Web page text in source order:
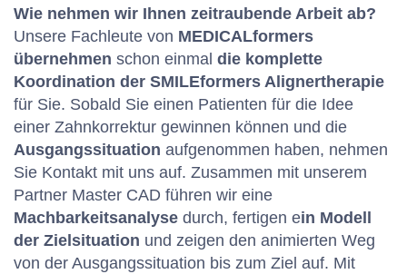
Wie nehmen wir Ihnen zeitraubende Arbeit ab?
Unsere Fachleute von MEDICALformers
übernehmen schon einmal die komplette
Koordination der SMILEformers Alignertherapie
für Sie. Sobald Sie einen Patienten für die Idee
einer Zahnkorrektur gewinnen können und die
Ausgangssituation aufgenommen haben, nehmen
Sie Kontakt mit uns auf. Zusammen mit unserem
Partner Master CAD führen wir eine
Machbarkeitsanalyse durch, fertigen ein Modell
der Zielsituation und zeigen den animierten Weg
von der Ausgangssituation bis zum Ziel auf. Mit